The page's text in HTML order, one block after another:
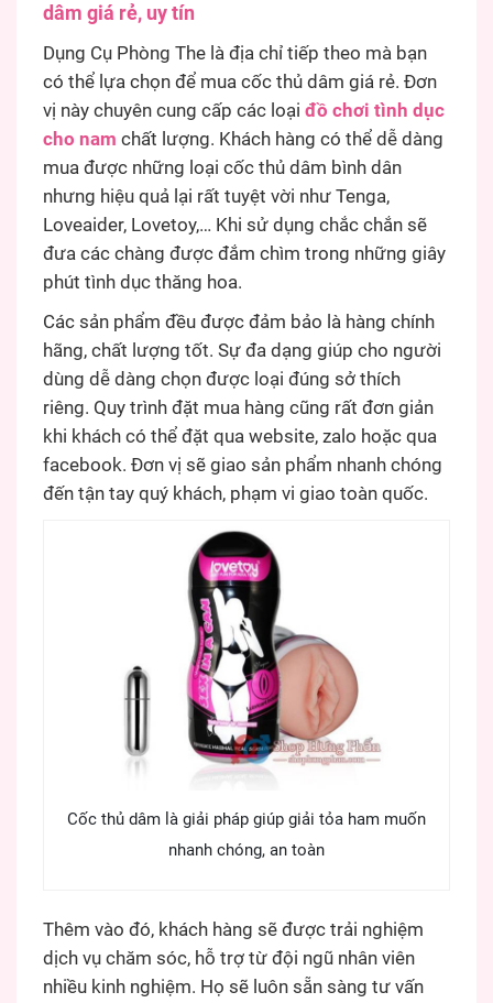
dâm giá rẻ, uy tín
Dụng Cụ Phòng The là địa chỉ tiếp theo mà bạn
có thể lựa chọn để mua cốc thủ dâm giá rẻ. Đơn
vị này chuyên cung cấp các loại đồ chơi tình dục
cho nam chất lượng. Khách hàng có thể dễ dàng
mua được những loại cốc thủ dâm bình dân
nhưng hiệu quả lại rất tuyệt vời như Tenga,
Loveaider, Lovetoy,… Khi sử dụng chắc chắn sẽ
đưa các chàng được đắm chìm trong những giây
phút tình dục thăng hoa.
Các sản phẩm đều được đảm bảo là hàng chính
hãng, chất lượng tốt. Sự đa dạng giúp cho người
dùng dễ dàng chọn được loại đúng sở thích
riêng. Quy trình đặt mua hàng cũng rất đơn giản
khi khách có thể đặt qua website, zalo hoặc qua
facebook. Đơn vị sẽ giao sản phẩm nhanh chóng
đến tận tay quý khách, phạm vi giao toàn quốc.
Cốc thủ dâm là giải pháp giúp giải tỏa ham muốn
nhanh chóng, an toàn
Thêm vào đó, khách hàng sẽ được trải nghiệm
dịch vụ chăm sóc, hỗ trợ từ đội ngũ nhân viên
nhiều kinh nghiệm. Họ sẽ luôn sẵn sàng tư vấn